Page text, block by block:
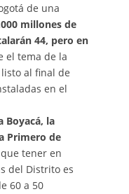
de una
millones de
44, pero en
el tema de la
al final de
en el
Boyacá, la
Primero de
tener en
del Distrito es
60 a 50